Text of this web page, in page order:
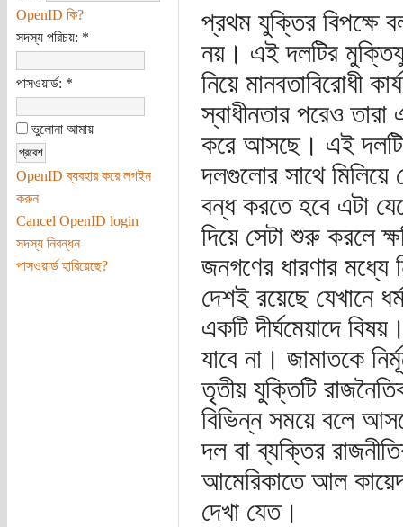
OpenID কি?
সদস্য পরিচয়: *
পাসওয়ার্ড: *
ভুলোনা আমায়
OpenID ব্যবহার করে লগইন
করুন
Cancel OpenID login
সদস্য নিবন্ধন
পাসওয়ার্ড হারিয়েছে?
প্রথম যুক্তির বিপক্ষে
নয়। এই দলটির
নিয়ে মানবতাবিরোধী
স্বাধীনতার পরেও তারা
করে আসছে। এই
দলগুলোর সাথে মিলিয়ে
বন্ধ করতে হবে এটা
দিয়ে সেটা শুরু করলে
জনগণের ধারণার
দেশই রয়েছে যেখানে
একটি দীর্ঘমেয়াদে
যাবে না। জামাতকে
তৃতীয় যুক্তিটি
বিভিন্ন সময়ে বলে
দল বা ব্যক্তির
আমেরিকাতে আল
দেখা যেত।